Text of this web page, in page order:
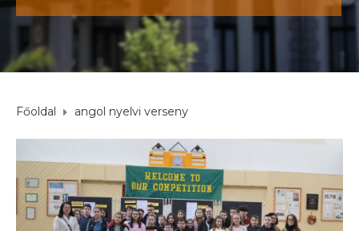
Főoldal angol nyelvi verseny